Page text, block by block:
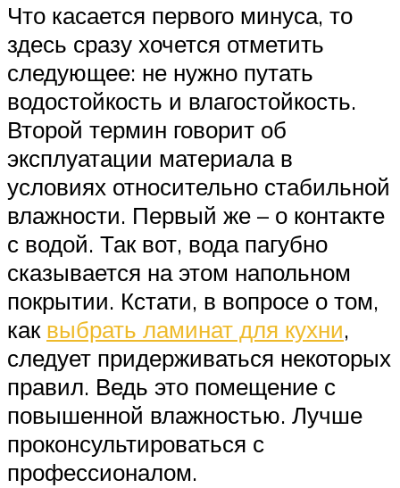
Что касается первого минуса, то
здесь сразу хочется отметить
следующее: не нужно путать
водостойкость и влагостойкость.
Второй термин говорит об
эксплуатации материала в
условиях относительно стабильной
влажности. Первый же – о контакте
с водой. Так вот, вода пагубно
сказывается на этом напольном
покрытии. Кстати, в вопросе о том,
как выбрать ламинат для кухни,
следует придерживаться некоторых
правил. Ведь это помещение с
повышенной влажностью. Лучше
проконсультироваться с
профессионалом.